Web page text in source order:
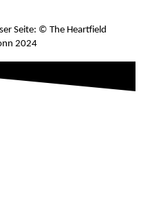
Seite: © The Heartfield
2024